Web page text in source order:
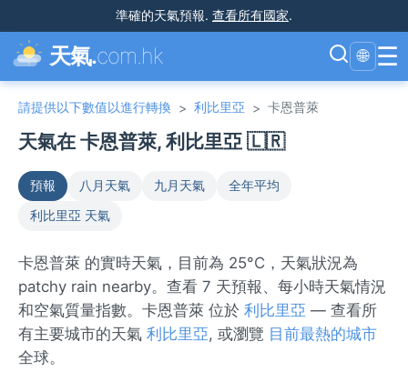
準確的天氣預報. 查看所有國家.
天氣.com.hk 🌐 ☰
請提供以下數值以進行轉換 > 利比里亞 > 卡恩普萊
天氣在 卡恩普萊, 利比里亞 🇱🇷
預報 八月天氣 九月天氣
全年平均
利比里亞 天氣
卡恩普萊 的實時天氣，目前為 25°C，天氣狀況為
patchy rain nearby。查看 7 天預報、每小時天氣情況
和空氣質量指數。卡恩普萊 位於 利比里亞 — 查看所
有主要城市的天氣 利比里亞, 或瀏覽 目前最熱的城市
全球。